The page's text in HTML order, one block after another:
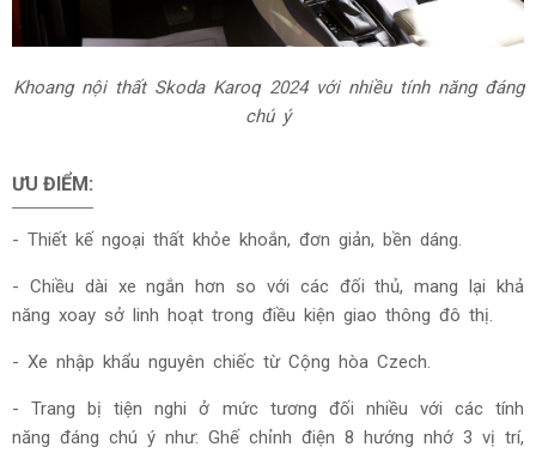
Khoang nội thất Skoda Karoq 2024 với nhiều tính năng đáng
chú ý
ƯU ĐIỂM:
- Thiết kế ngoại thất khỏe khoắn, đơn giản, bền dáng.
- Chiều dài xe ngắn hơn so với các đối thủ, mang lại khả
năng xoay sở linh hoạt trong điều kiện giao thông đô thị.
- Xe nhập khẩu nguyên chiếc từ Cộng hòa Czech.
- Trang bị tiện nghi ở mức tương đối nhiều với các tính
năng đáng chú ý như: Ghế chỉnh điện 8 hướng nhớ 3 vị trí,